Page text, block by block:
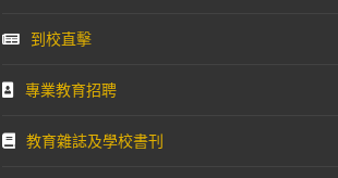
到校直擊
專業教育招聘
教育雜誌及學校書刊